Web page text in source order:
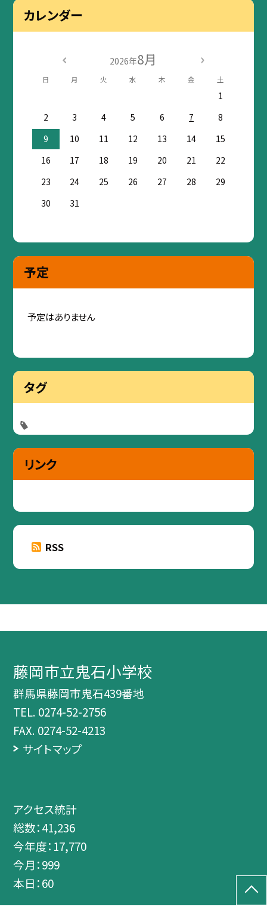
カレンダー
2026年8月
日 月 火 水 木 金 土
1
2
3 4 5 6 7
8
9
10 11 12 13 14
15
16
17 18 19 20 21
22
23
24 25 26 27 28
29
30
31
予定
予定はありません
タグ
リンク
RSS
藤岡市立鬼石小学校
群馬県藤岡市鬼石439番地
TEL. 0274-52-2756
FAX. 0274-52-4213
サイトマップ
アクセス統計
総数：41,236
今年度： 17,770
今月：999
本日：60